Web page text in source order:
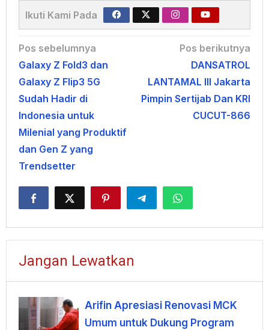
Ikuti Kami Pada
Navigasi
pos
Pos sebelumnya
Galaxy Z Fold3 dan
Galaxy Z Flip3 5G
Sudah Hadir di
Indonesia untuk
Milenial yang Produktif
dan Gen Z yang
Trendsetter
Pos berikutnya
DANSATROL
LANTAMAL III Jakarta
Pimpin Sertijab Dan KRI
CUCUT-866
Jangan Lewatkan
Arifin Apresiasi Renovasi MCK
Umum untuk Dukung Program